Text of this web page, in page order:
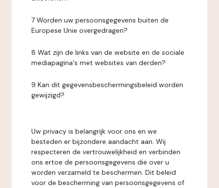
7 Worden uw persoonsgegevens buiten de
Europese Unie overgedragen?
8 Wat zijn de links van de website en de sociale
mediapagina's met websites van derden?
9 Kan dit gegevensbeschermingsbeleid worden
gewijzigd?
Uw privacy is belangrijk voor ons en we
besteden er bijzondere aandacht aan. Wij
respecteren de vertrouwelijkheid en verbinden
ons ertoe de persoonsgegevens die over u
worden verzameld te beschermen. Dit beleid
voor de bescherming van persoonsgegevens of